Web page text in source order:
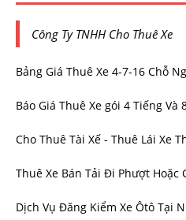
Công Ty TNHH Cho Thuê Xe
Bảng Giá Thuê Xe 4-7-16 Chỗ
Báo Giá Thuê Xe gói 4 Tiếng Và
Cho Thuê Tài Xế - Thuê Lái Xe
Thuê Xe Bán Tải Đi Phượt Hoặc
Dịch Vụ Đăng Kiểm Xe Ôtô Tại